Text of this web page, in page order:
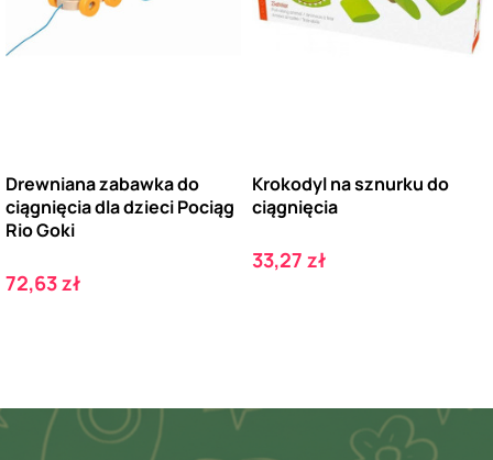
Drewniana zabawka do
ciągnięcia dla dzieci Pociąg
Rio Goki
Cena
72,63 zł
Krokodyl na sznurku do
ciągnięcia
Cena
33,27 zł